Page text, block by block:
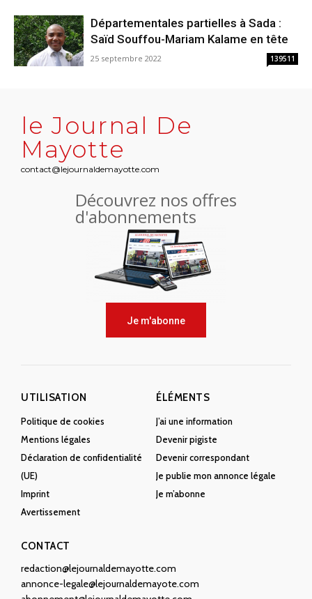
Départementales partielles à Sada :
Saïd Souffou-Mariam Kalame en tête
25 septembre 2022 139511
le Journal De
Mayotte
contact@lejournaldemayotte.com
Découvrez nos offres
d'abonnements
Je m'abonne
UTILISATION
Politique de cookies
Mentions légales
Déclaration de confidentialité
(UE)
Imprint
Avertissement
ÉLÉMENTS
J’ai une information
Devenir pigiste
Devenir correspondant
Je publie mon annonce légale
Je m’abonne
CONTACT
redaction@lejournaldemayotte.com
annonce-legale@lejournaldemayote.com